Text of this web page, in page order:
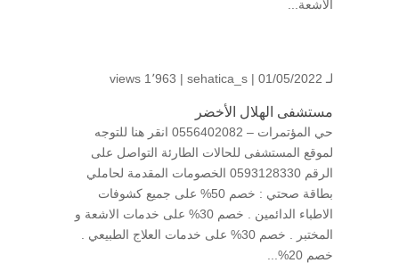
الاشعة...
لـ sehatica_s | 01/05/2022 | 1٬963 views
مستشفى الهلال الأخضر
حي المؤتمرات – 0556402082 انقر هنا للتوجه
لموقع المستشفى للحالات الطارئة التواصل على
الرقم 0593128330 الخصومات المقدمة لحاملي
بطاقة صحتي : خصم 50% على جميع كشوفات
الاطباء الدائمين . خصم 30% على خدمات الاشعة و
المختبر . خصم 30% على خدمات العلاج الطبيعي .
خصم 20%...